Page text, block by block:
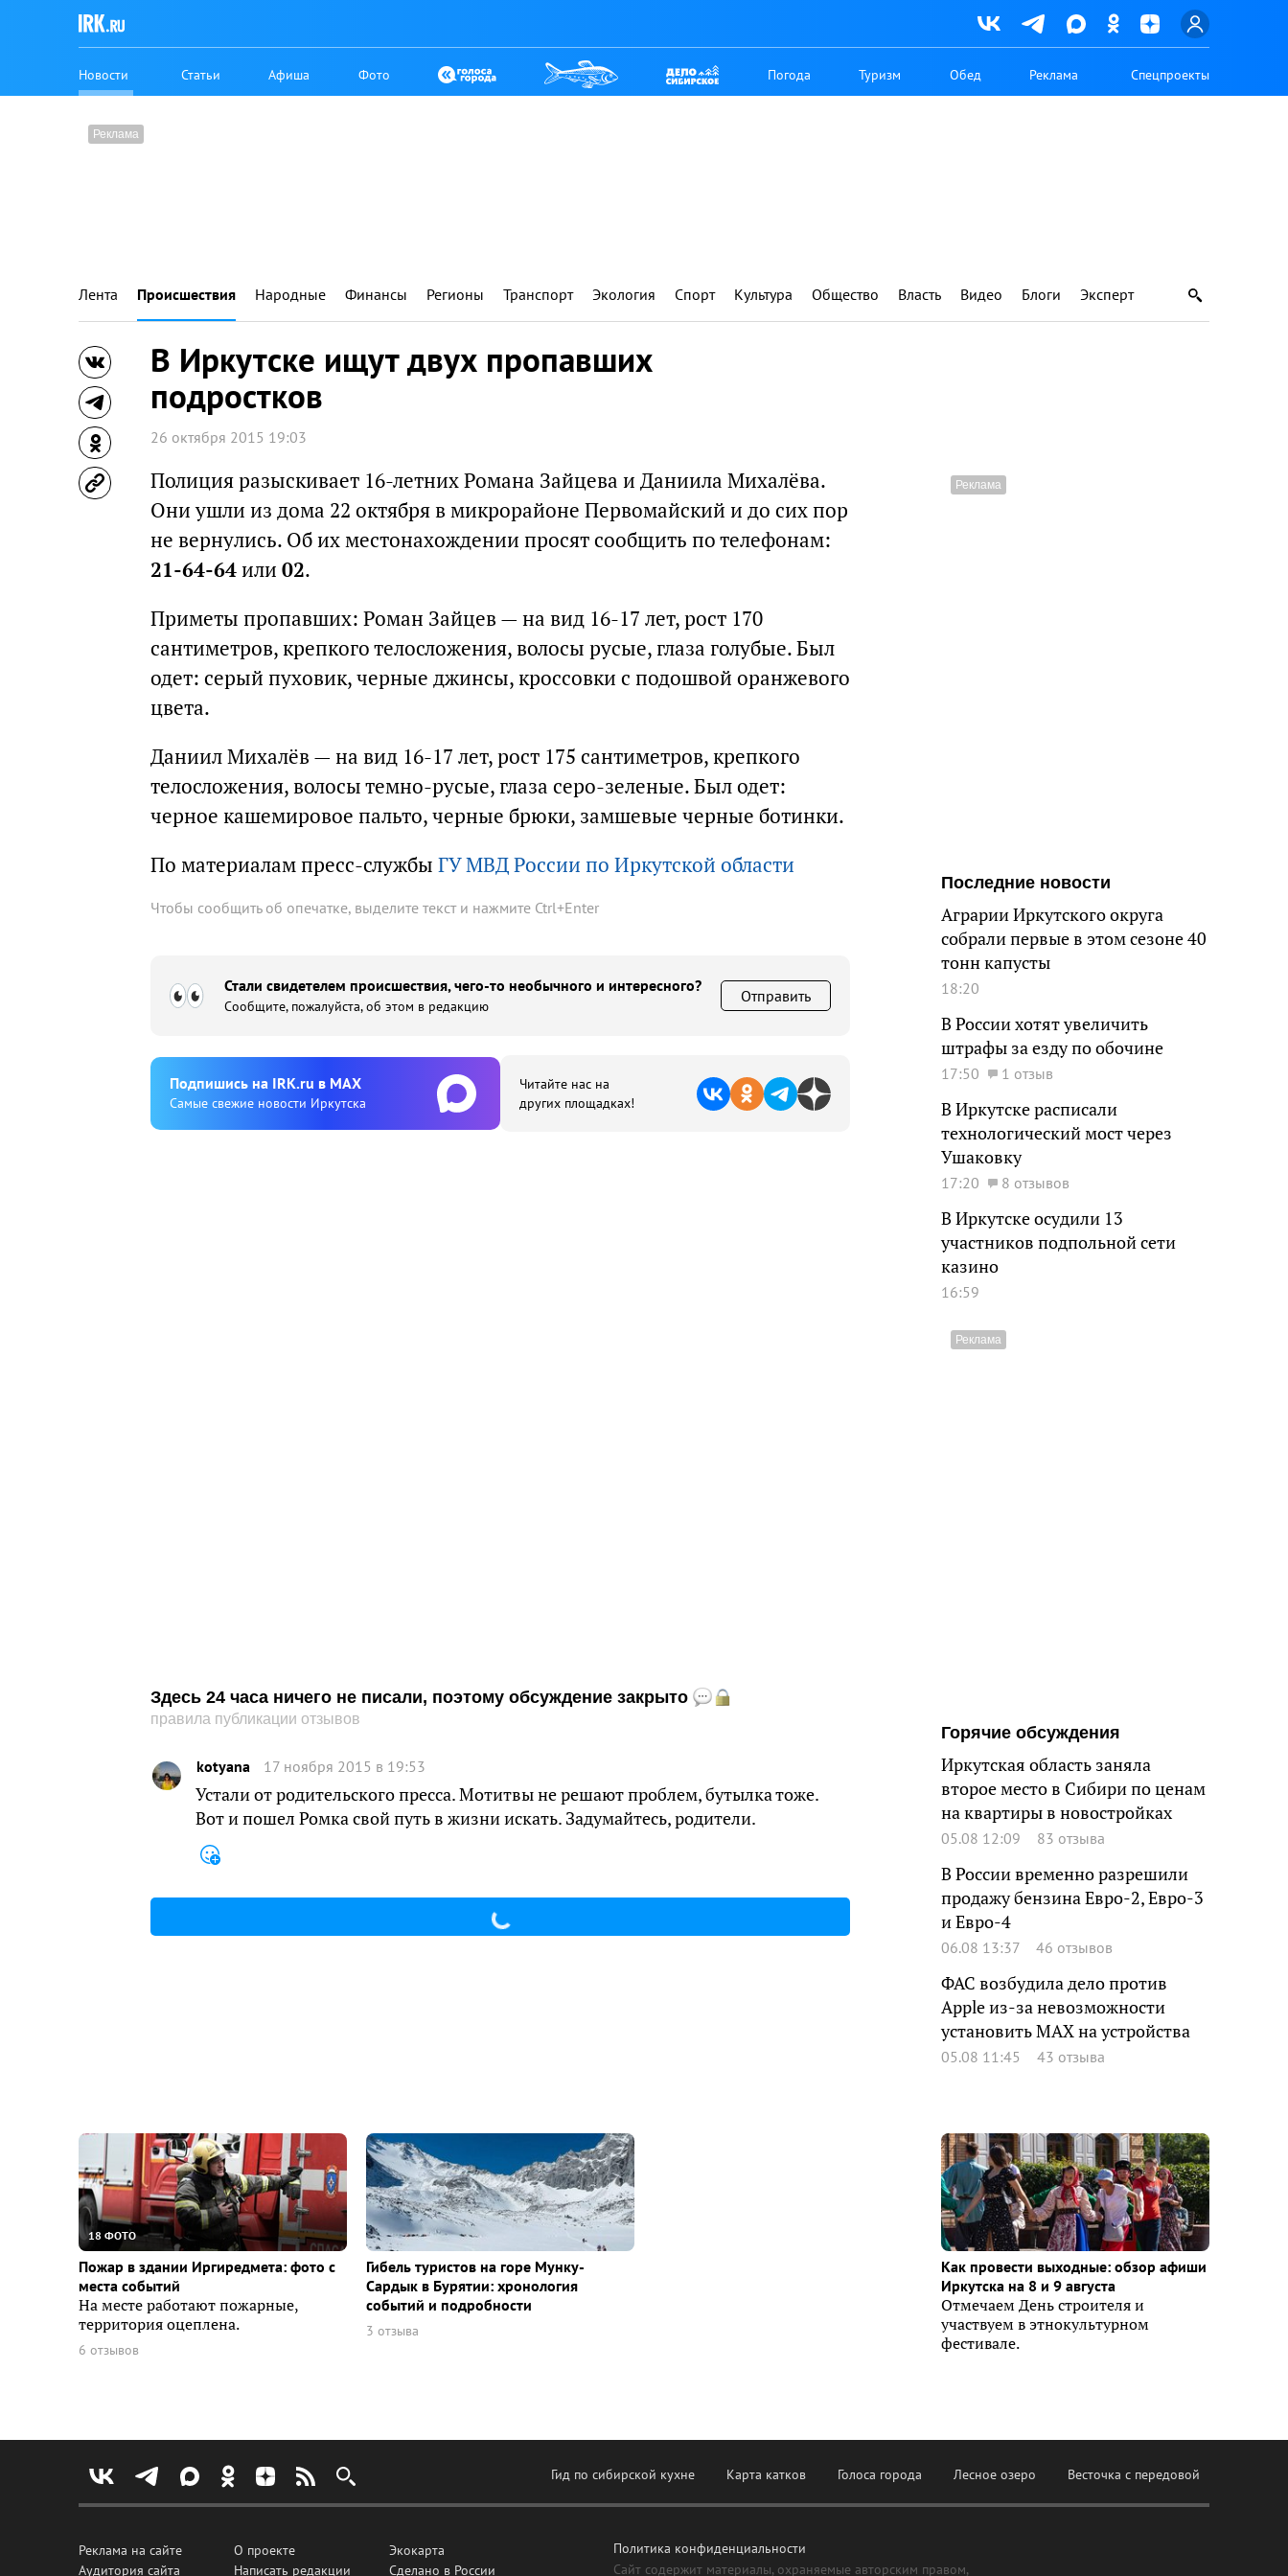
Новости Статьи Афиша Фото Погода Туризм Обед Реклама Спецпроекты
Лента Происшествия Народные Финансы Регионы Транспорт Экология Спорт Культура Общество Власть Видео Блоги Эксперт
В Иркутске ищут двух пропавших
подростков
26 октября 2015 19:03
Полиция разыскивает 16-летних Романа Зайцева и Даниила Михалёва.
Они ушли из дома 22 октября в микрорайоне Первомайский и до сих пор
не вернулись. Об их местонахождении просят сообщить по телефонам:
21-64-64или 02.
Приметы пропавших: Роман Зайцев — на вид 16-17 лет, рост 170
сантиметров, крепкого телосложения, волосы русые, глаза голубые. Был
одет: серый пуховик, черные джинсы, кроссовки с подошвой оранжевого
цвета.
Даниил Михалёв — на вид 16-17 лет, рост 175 сантиметров, крепкого
телосложения, волосы темно-русые, глаза серо-зеленые. Был одет:
черное кашемировое пальто, черные брюки, замшевые черные ботинки.
По материалам пресс-службы ГУ МВД России по Иркутской области
Чтобы сообщить об опечатке, выделите текст и нажмите Ctrl+Enter
Стали свидетелем происшествия, чего-то необычного и интересного?
Сообщите, пожалуйста, об этом в редакцию
Отправить
Подпишиcь на IRK.ru в MAX
Cамые свежие новости Иркутска
Читайте нас на
других площадках!
Здесь 24 часа ничего не писали, поэтому обсуждение закрыто
правила публикации отзывов
kotyana 17 ноября 2015 в 19:53
Устали от родительского пресса. Мотитвы не решают проблем, бутылка тоже.
Вот и пошел Ромка свой путь в жизни искать. Задумайтесь, родители.
Последние новости
Аграрии Иркутского округа
собрали первые в этом сезоне 40
тонн капусты
18:20
В России хотят увеличить
штрафы за езду по обочине
17:50 1 отзыв
В Иркутске расписали
технологический мост через
Ушаковку
17:20 8 отзывов
В Иркутске осудили 13
участников подпольной сети
казино
16:59
Горячие обсуждения
Иркутская область заняла
второе место в Сибири по ценам
на квартиры в новостройках
05.08 12:09 83 отзыва
В России временно разрешили
продажу бензина Евро-2, Евро-3
и Евро-4
06.08 13:37 46 отзывов
ФАС возбудила дело против
Apple из-за невозможности
установить MAX на устройства
05.08 11:45 43 отзыва
18 ФОТО
Пожар в здании Иргиредмета: фото с
места событий
На месте работают пожарные,
территория оцеплена.
6 отзывов
Гибель туристов на горе Мунку-
Сардык в Бурятии: хронология
событий и подробности
3 отзыва
Как провести выходные: обзор афиши
Иркутска на 8 и 9 августа
Отмечаем День строителя и
участвуем в этнокультурном
фестивале.
Гид по сибирской кухне Карта катков Голоса города Лесное озеро Весточка с передовой
Реклама на сайте
Аудитория сайта
О проекте
Написать редакции
Экокарта
Сделано в России
Политика конфиденциальности
Сайт содержит материалы, охраняемые авторским правом,